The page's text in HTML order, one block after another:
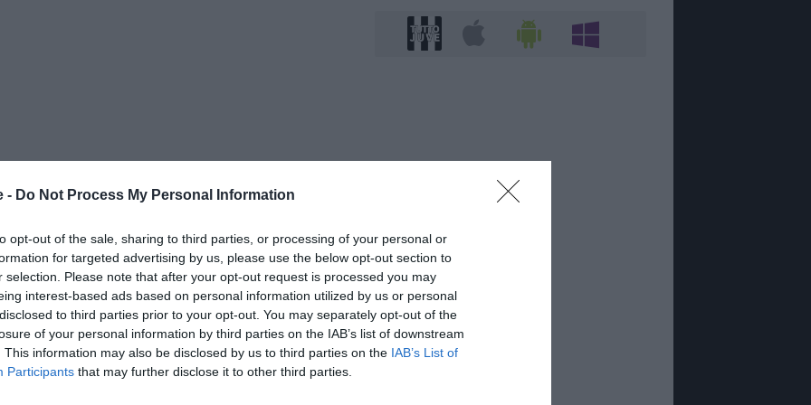
- Do Not Process My Personal Information
opt-out of the sale, sharing to third parties, or processing of your personal or
for targeted advertising by us, please use the below opt-out section to
selection. Please note that after your opt-out request is processed you may
interest-based ads based on personal information utilized by us or personal
to third parties prior to your opt-out. You may separately opt-out of the
of your personal information by third parties on the IAB’s list of downstream
This information may also be disclosed by us to third parties on the IAB’s List of
Participants that may further disclose it to other third parties.
bianconero potrebbe quindi riguardare la
League rischia infatti di avere ripercussioni
possibilità di chiudere alcune operazioni già ben
portiere, il giornalista ritiene comunque
per aumentare qualità ed esperienza all’interno
una squadra più equilibrata e capace di
in Europa.